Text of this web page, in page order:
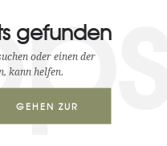
gefunden
oder einen der
kann helfen.
GEHEN ZUR